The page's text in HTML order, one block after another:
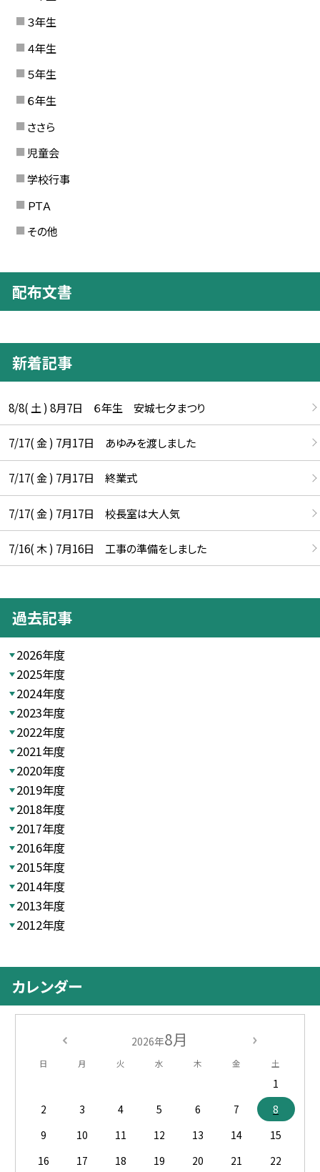
３年生
４年生
５年生
６年生
ささら
児童会
学校行事
ＰＴＡ
その他
配布文書
新着記事
8/8( 土 ) 8月7日 ６年生 安城七夕まつり
7/17( 金 ) 7月17日 あゆみを渡しました
7/17( 金 ) 7月17日 終業式
7/17( 金 ) 7月17日 校長室は大人気
7/16( 木 ) 7月16日 工事の準備をしました
過去記事
2026年度
2025年度
2024年度
2023年度
2022年度
2021年度
2020年度
2019年度
2018年度
2017年度
2016年度
2015年度
2014年度
2013年度
2012年度
カレンダー
2026年8月
日 月 火 水 木 金 土
1
2
3 4 5 6 7
8
9
10 11 12 13 14
15
16
17 18 19 20 21
22